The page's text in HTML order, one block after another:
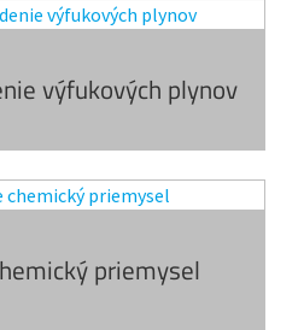
výfukových plynov
priemysel